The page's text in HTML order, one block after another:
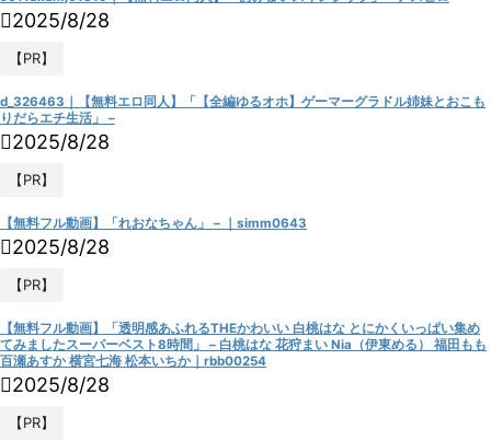
2025/8/28
【PR】
d_326463｜【無料エロ同人】「【全編ゆるオホ】ゲーマーグラドル姉妹とおこも
りだらエチ生活」 –
2025/8/28
【PR】
【無料フル動画】「れおなちゃん」 – ｜simm0643
2025/8/28
【PR】
【無料フル動画】「透明感あふれるTHEかわいい 白桃はな とにかくいっぱい集め
てみましたスーパーベスト8時間」 – 白桃はな 花狩まい Nia（伊東める） 福田もも
百瀬あすか 横宮七海 松本いちか｜rbb00254
2025/8/28
【PR】